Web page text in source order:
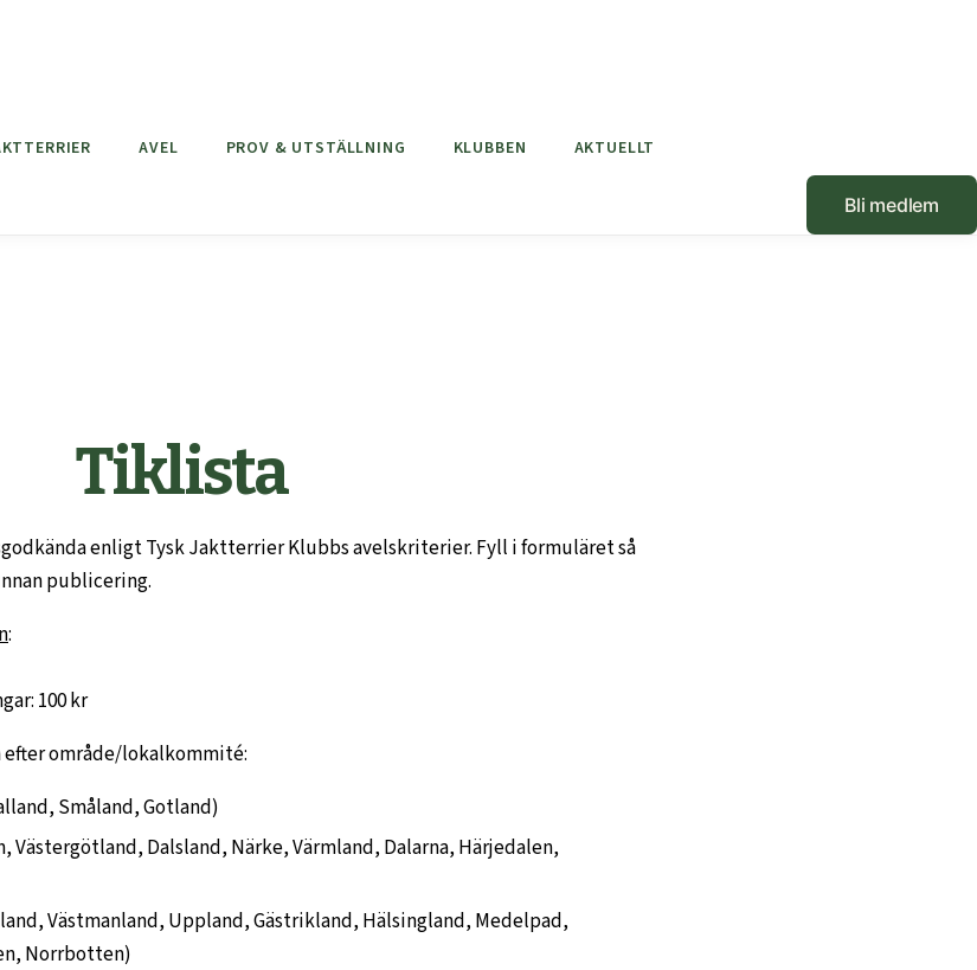
AVEL PROV & UTSTÄLLNING KLUBBEN AKTUELLT
Bli medlem
Tiklista
enligt Tysk Jaktterrier Klubbs avelskriterier. Fyll i formuläret så
publicering.
:
100 kr
efter område/lokalkommité:
Småland, Gotland)
Västergötland, Dalsland, Närke, Värmland, Dalarna, Härjedalen,
Västmanland, Uppland, Gästrikland, Hälsingland, Medelpad,
Norrbotten)